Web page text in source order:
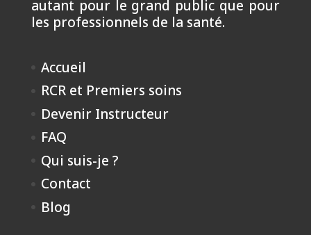
autant pour le grand public que pour
les professionnels de la santé.
Accueil
RCR et Premiers soins
Devenir Instructeur
FAQ
Qui suis-je ?
Contact
Blog